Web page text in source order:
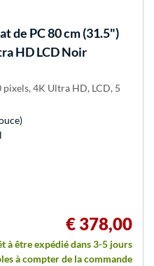
de PC 80 cm (31.5")
HD LCD Noir
4K Ultra HD, LCD, 5
€ 378,00
à être expédié dans 3-5 jours
à compter de la commande